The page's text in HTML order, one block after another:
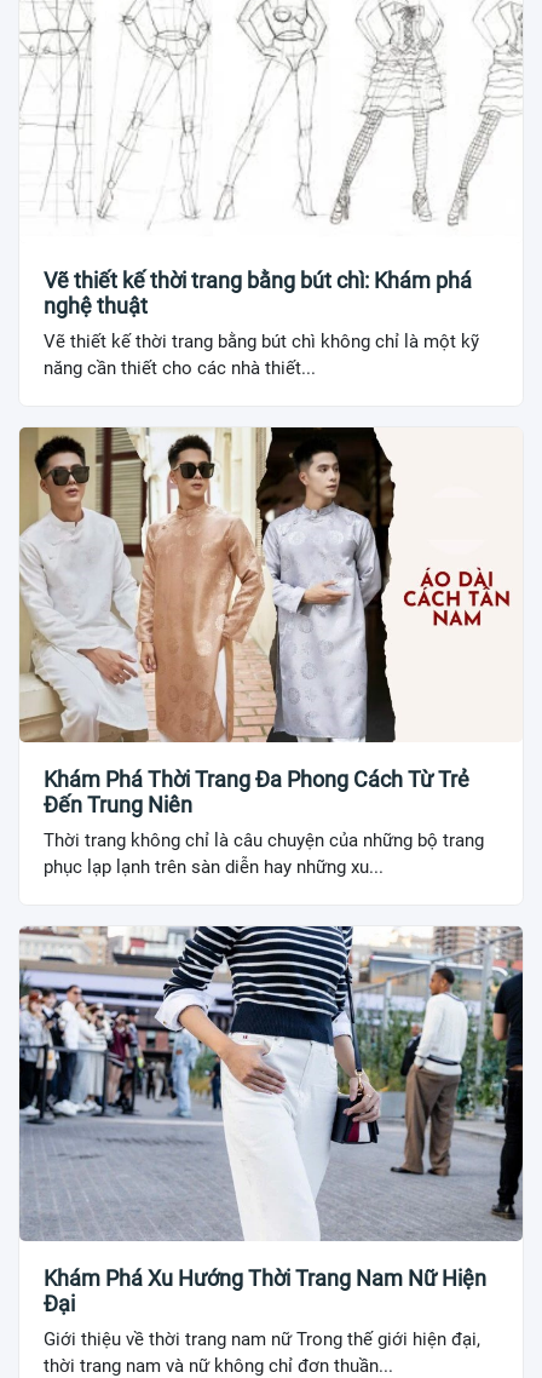
Vẽ thiết kế thời trang bằng bút chì: Khám phá
nghệ thuật
Vẽ thiết kế thời trang bằng bút chì không chỉ là một kỹ
năng cần thiết cho các nhà thiết...
Khám Phá Thời Trang Đa Phong Cách Từ Trẻ
Đến Trung Niên
Thời trang không chỉ là câu chuyện của những bộ trang
phục lạp lạnh trên sàn diễn hay những xu...
Khám Phá Xu Hướng Thời Trang Nam Nữ Hiện
Đại
Giới thiệu về thời trang nam nữ Trong thế giới hiện đại,
thời trang nam và nữ không chỉ đơn thuần...